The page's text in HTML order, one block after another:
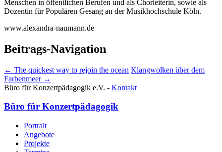
Menschen in öffentlichen Berufen und als Chorleiterin, sowie als
Dozentin für Populären Gesang an der Musikhochschule Köln.
www.alexandra-naumann.de
Beitrags-Navigation
← The quickest way to rejoin the ocean Klangwolken über dem
Farbenmeer →
Büro für Konzertpädagogik e.V. - Kontakt
Büro für Konzertpädagogik
Portrait
Angebote
Projekte